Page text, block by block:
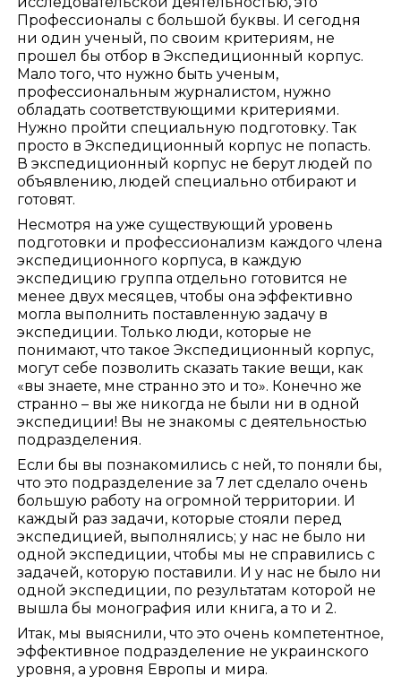
Профессионалы с большой буквы. И сегодня
ни один ученый, по своим критериям, не
прошел бы отбор в Экспедиционный корпус.
Мало того, что нужно быть ученым,
профессиональным журналистом, нужно
обладать соответствующими критериями.
Нужно пройти специальную подготовку. Так
просто в Экспедиционный корпус не попасть.
В экспедиционный корпус не берут людей по
объявлению, людей специально отбирают и
готовят.
Несмотря на уже существующий уровень
подготовки и профессионализм каждого члена
экспедиционного корпуса, в каждую
экспедицию группа отдельно готовится не
менее двух месяцев, чтобы она эффективно
могла выполнить поставленную задачу в
экспедиции. Только люди, которые не
понимают, что такое Экспедиционный корпус,
могут себе позволить сказать такие вещи, как
«вы знаете, мне странно это и то». Конечно же
странно – вы же никогда не были ни в одной
экспедиции! Вы не знакомы с деятельностью
подразделения.
Если бы вы познакомились с ней, то поняли бы,
что это подразделение за 7 лет сделало очень
большую работу на огромной территории. И
каждый раз задачи, которые стояли перед
экспедицией, выполнялись; у нас не было ни
одной экспедиции, чтобы мы не справились с
задачей, которую поставили. И у нас не было ни
одной экспедиции, по результатам которой не
вышла бы монография или книга, а то и 2.
Итак, мы выяснили, что это очень компетентное,
эффективное подразделение не украинского
уровня, а уровня Европы и мира.